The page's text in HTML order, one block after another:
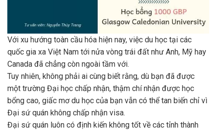
Với xu hướng toàn cầu hóa hiện nay, việc du học tại các
quốc gia xa Việt Nam tới nửa vòng trái đất như Anh, Mỹ hay
Canada đã chẳng còn ngoài tầm với.
Tuy nhiên, không phải ai cùng biết rằng, dù bạn đã được
một trường Đại học chấp nhận, thậm chí nhận được học
bổng cao, giấc mơ du học của bạn vẫn có thể tan biến chỉ vì
Đại sứ quán không chấp nhận visa.
Đại sứ quán luôn có định kiến không tốt về các tỉnh thành